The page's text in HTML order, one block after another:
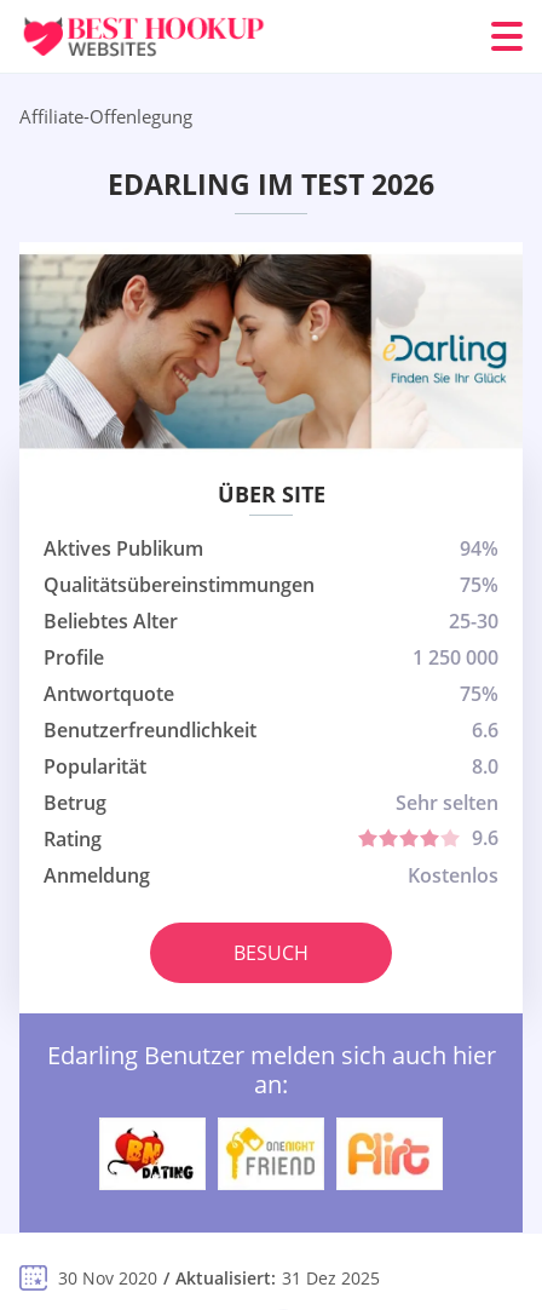
Affiliate-Offenlegung
EDARLING IM TEST 2026
ÜBER SITE
Aktives Publikum
94%
Qualitätsübereinstimmungen
75%
Beliebtes Alter
25-30
Profile
1 250 000
Antwortquote
75%
Benutzerfreundlichkeit
6.6
Popularität
8.0
Betrug
Sehr selten
Rating
9.6
Anmeldung
Kostenlos
BESUCH
Edarling Benutzer melden sich auch hier
an:
30 Nov 2020 Aktualisiert: 31 Dez 2025